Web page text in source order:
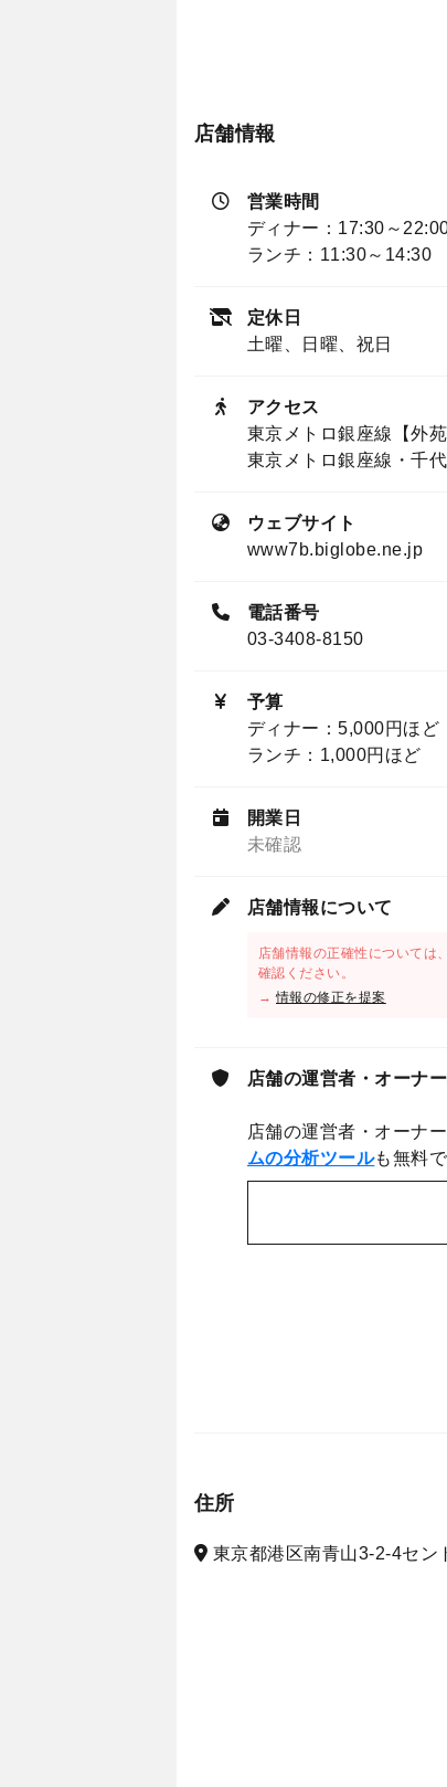
店舗情報
営業時間
ディナー：17:30～
ランチ：11:30～14:30
定休日
土曜、日曜、祝日
アクセス
東京メトロ銀座線【外
東京メトロ銀座線・千
ウェブサイト
www7b.biglobe.ne.jp
電話番号
03-3408-8150
予算
ディナー：5,000円ほど
ランチ：1,000円ほど
開業日
未確認
店舗情報について
店舗情報の正確性については
確認ください。
→情報の修正を提案
店舗の運営者・オーナ
店舗の運営者・オーナ
ムの分析ツールも無料
住所
東京都港区南青山3-2-4セン